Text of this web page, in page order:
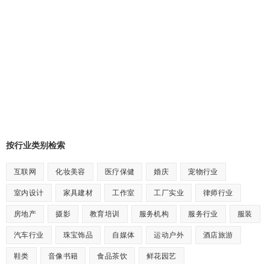
按行业类别检索
互联网 化妆美容 医疗保健 婚庆 宠物行业
室内设计 家具建材 工作室 工厂实业 律师行业
房地产 摄影 教育培训 服务机构 服务行业 服装
汽车行业 珠宝饰品 自媒体 运动户外 酒店旅游
鞋类 音像书籍 食品茶饮 鲜花园艺